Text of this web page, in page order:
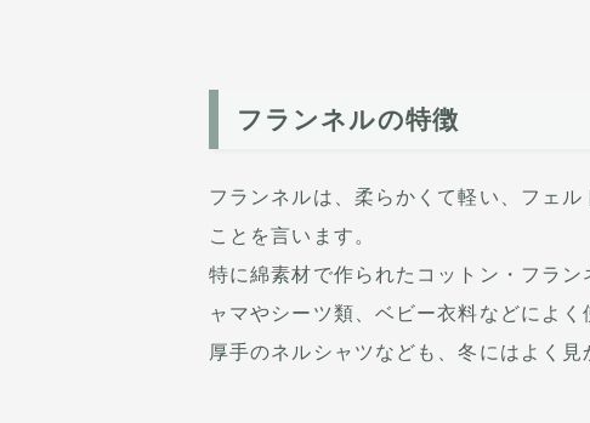
フランネルの特徴
フランネルは、柔らかくて軽い、フェ
ことを言います。
特に綿素材で作られたコットン・フラ
ャマやシーツ類、ベビー衣料などによく
厚手のネルシャツなども、冬にはよく見